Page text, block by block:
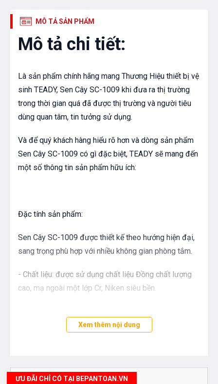
MÔ TẢ SẢN PHẨM
Mô tả chi tiết:
Là sản phẩm chính hãng mang Thương Hiệu thiết bị vệ
sinh TEADY, Sen Cây SC-1009 khi đưa ra thị trường
trong thời gian quá đã được thị trường và người tiêu
dùng quan tâm, tin tưởng sử dụng.
Và để quý khách hàng hiểu rõ hơn và dòng sản phẩm
Sen Cây SC-1009 có gì đặc biệt, TEADY sẽ mang đến
một số thông tin sản phẩm hữu ích:
Đặc tính sản phẩm:
Sen Cây SC-1009 được thiết kế theo hướng hiện đại,
sang trọng phù hợp với nhiều không gian phòng tắm.
- Chất liệu: được sử dụng chất liệu Đồng chất lượng
cao, mạ ngoài một lớp Cr, Niken siêu bền.
- Đường kính ống dẫn nước: Φ20.6
kính rộng cho diện tích phun mưa lớn, có thể thay đổi
Xem thêm nội dung
ƯU ĐÃI CHỈ CÓ TẠI BEPANTOAN.VN